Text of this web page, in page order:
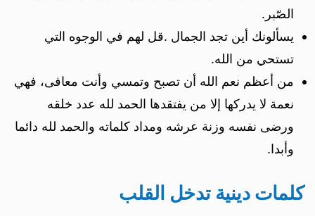
الصّبر.
يسألونك أين تجد الجمال .قل لهم في الوجوه التي
تستحي من الله.
من أعظم نعم الله أن تصبح وتمسي وأنت معافى، فهي
نعمة لا يدركها إلا من يفتقدها الحمد لله عدد خلقه
ورضى نفسه وزنة عرشه ومداد كلماته والحمد لله دائما
وأبدا.
كلمات دينية تدخل القلب